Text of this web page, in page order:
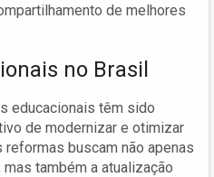
de melhores
no Brasil
educacionais têm sido
de modernizar e otimizar
buscam não apenas
também a atualização